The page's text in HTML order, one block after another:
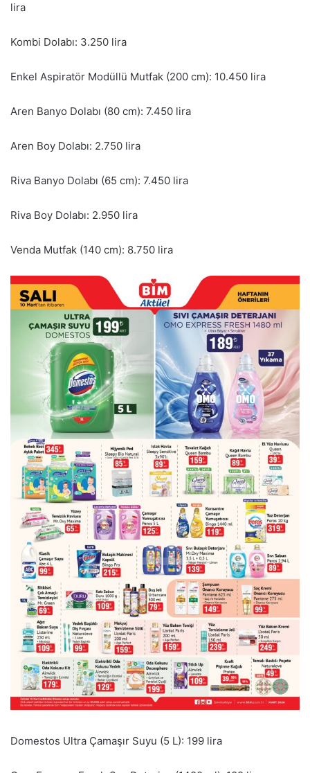
lira
Kombi Dolabı: 3.250 lira
Enkel Aspiratör Modüllü Mutfak (200 cm): 10.450 lira
Aren Banyo Dolabı (80 cm): 7.450 lira
Aren Boy Dolabı: 2.750 lira
Riva Banyo Dolabı (65 cm): 7.450 lira
Riva Boy Dolabı: 2.950 lira
Venda Mutfak (140 cm): 8.750 lira
Domestos Ultra Çamaşır Suyu (5 L): 199 lira